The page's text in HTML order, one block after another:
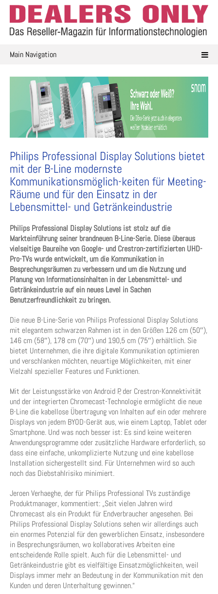
Skip
content
Main Navigation
Philips Professional Display Solutions bietet
mit der B-Line modernste
Kommunikationsmöglich-keiten für Meeting-
Räume und für den Einsatz in der
Lebensmittel- und Getränkeindustrie
Philips Professional Display Solutions ist stolz auf die
Markteinführung seiner brandneuen B-Line-Serie. Diese überaus
vielseitige Baureihe von Google- und Crestron-zertifizierten UHD-
Pro-TVs wurde entwickelt, um die Kommunikation in
Besprechungsräumen zu verbessern und um die Nutzung und
Planung von Informationsinhalten in der Lebensmittel- und
Getränkeindustrie auf ein neues Level in Sachen
Benutzerfreundlichkeit zu bringen.
Die neue B-Line-Serie von Philips Professional Display Solutions
mit elegantem schwarzen Rahmen ist in den Größen 126 cm (50″),
146 cm (58″), 178 cm (70″) und 190,5 cm (75″) erhältlich. Sie
bietet Unternehmen, die ihre digitale Kommunikation optimieren
und verschlanken möchten, neuartige Möglichkeiten, mit einer
Vielzahl spezieller Features und Funktionen.
Mit der Leistungsstärke von Android P, der Crestron-Konnektivität
und der integrierten Chromecast-Technologie ermöglicht die neue
B-Line die kabellose Übertragung von Inhalten auf ein oder mehrere
Displays von jedem BYOD-Gerät aus, wie einem Laptop, Tablet oder
Smartphone. Und was noch besser ist: Es sind keine weiteren
Anwendungsprogramme oder zusätzliche Hardware erforderlich, so
dass eine einfache, unkomplizierte Nutzung und eine kabellose
Installation sichergestellt sind. Für Unternehmen wird so auch
noch das Diebstahlrisiko minimiert.
Jeroen Verhaeghe, der für Philips Professional TVs zuständige
Produktmanager, kommentiert: „Seit vielen Jahren wird
Chromecast als ein Produkt für Endverbraucher angesehen. Bei
Philips Professional Display Solutions sehen wir allerdings auch
ein enormes Potenzial für den gewerblichen Einsatz, insbesondere
in Besprechungsräumen, wo kollaboratives Arbeiten eine
entscheidende Rolle spielt. Auch für die Lebensmittel- und
Getränkeindustrie gibt es vielfältige Einsatzmöglichkeiten, weil
Displays immer mehr an Bedeutung in der Kommunikation mit den
Kunden und deren Unterhaltung gewinnen.“